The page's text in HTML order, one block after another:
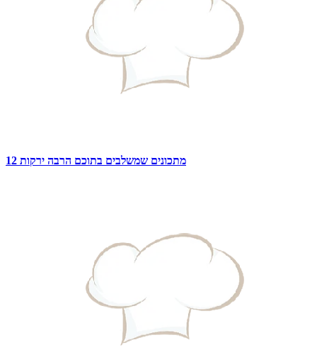
12 מתכונים שמשלבים בתוכם הרבה ירקות